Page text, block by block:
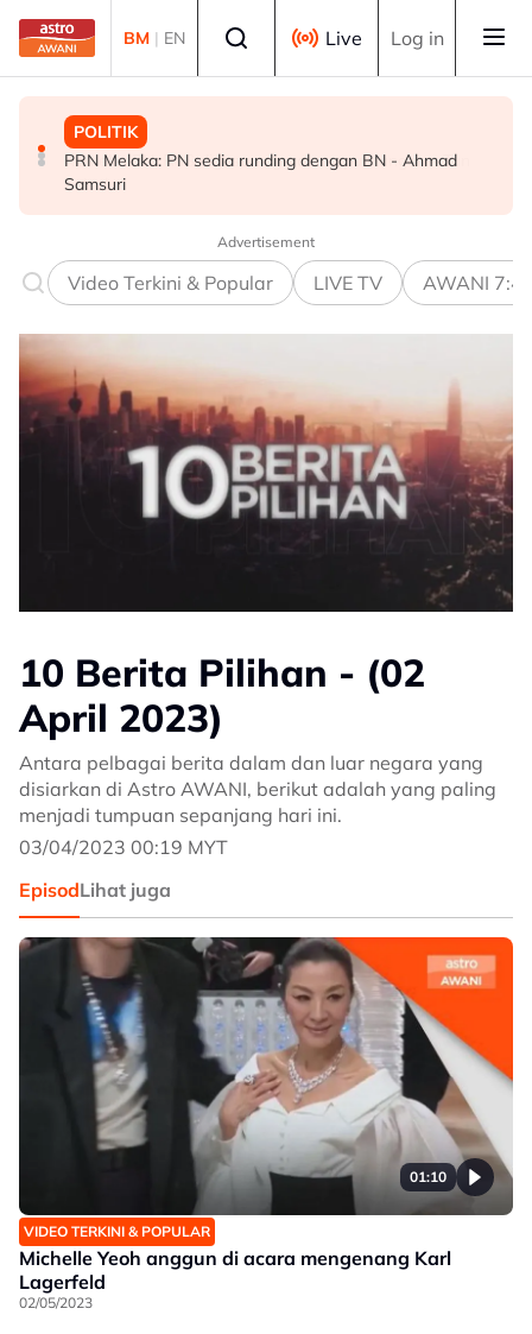
Skip to main content
BM | EN Live Log in
POLITIK
PRN Melaka: PN sedia runding dengan BN - Ahmad
Samsuri
MALAYSIA
MAHA 2026 platform hubung usahawan tani, pembeli
global
POLITIK
Kemelut PN: RoS digesa segera campur tangan - Tun
Faisal
Advertisement
Video Terkini & Popular LIVE TV AWANI
10 Berita Pilihan - (02
April 2023)
Antara pelbagai berita dalam dan luar negara yang
disiarkan di Astro AWANI, berikut adalah yang paling
menjadi tumpuan sepanjang hari ini.
03/04/2023 00:19 MYT
EpisodLihat juga
01:10
VIDEO TERKINI & POPULAR
Michelle Yeoh anggun di acara mengenang Karl
Lagerfeld
02/05/2023